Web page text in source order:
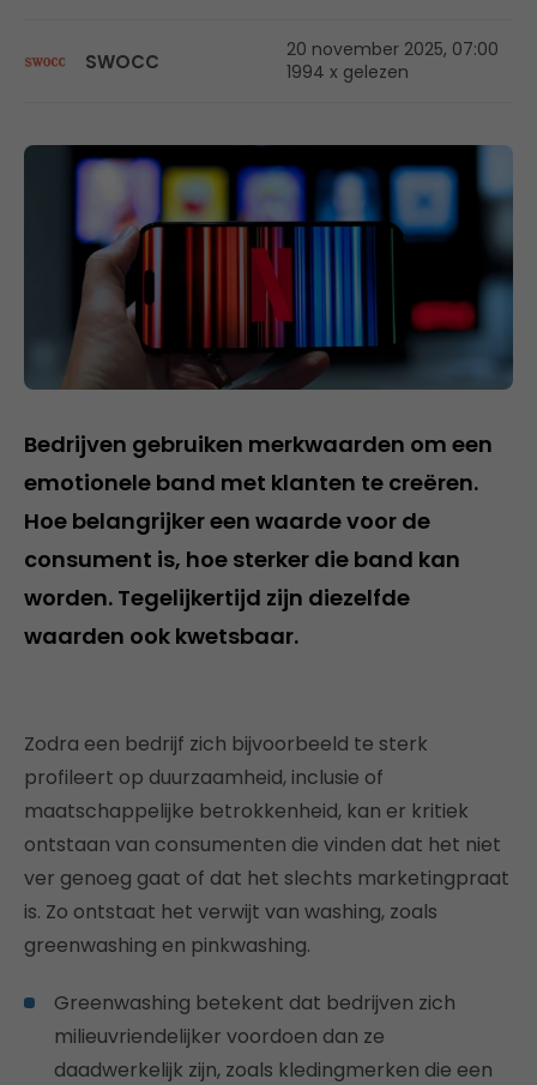
SWOCC
20 november 2025, 07:00
1994 x gelezen
Bedrijven gebruiken merkwaarden om een
emotionele band met klanten te creëren.
Hoe belangrijker een waarde voor de
consument is, hoe sterker die band kan
worden. Tegelijkertijd zijn diezelfde
waarden ook kwetsbaar.
Zodra een bedrijf zich bijvoorbeeld te sterk
profileert op duurzaamheid, inclusie of
maatschappelijke betrokkenheid, kan er kritiek
ontstaan van consumenten die vinden dat het niet
ver genoeg gaat of dat het slechts marketingpraat
is. Zo ontstaat het verwijt van washing, zoals
greenwashing en pinkwashing.
Greenwashing betekent dat bedrijven zich
milieuvriendelijker voordoen dan ze
daadwerkelijk zijn, zoals kledingmerken die een